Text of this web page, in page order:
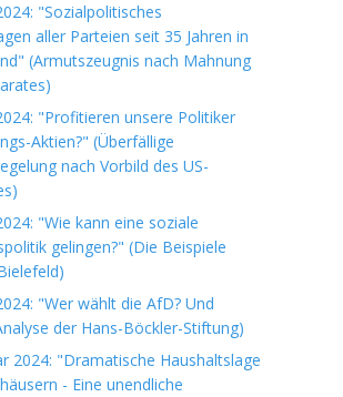
"Sozialpolitisches
aller Parteien seit 35 Jahren in
(Armutszeugnis nach Mahnung
"Profitieren unsere Politiker
Aktien?" (Überfällige
nach Vorbild des US-
"Wie kann eine soziale
gelingen?" (Die Beispiele
"Wer wählt die AfD? Und
der Hans-Böckler-Stiftung)
2024: "Dramatische Haushaltslage
- Eine unendliche